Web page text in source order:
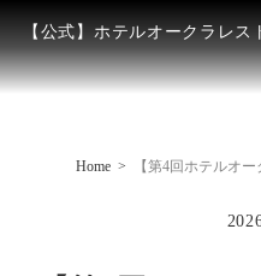
【公式】ホテルオークラレス
Home 【第4回ホテルオ